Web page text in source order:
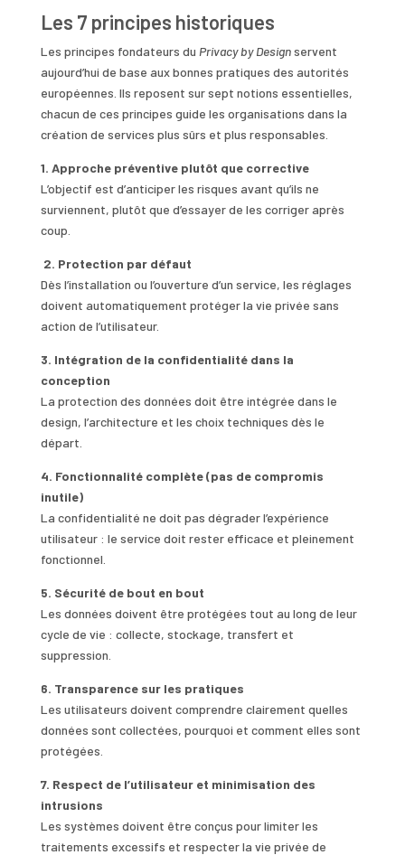
Les 7 principes historiques
Les principes fondateurs du Privacy by Designservent
aujourd’hui de base aux bonnes pratiques des autorités
européennes. Ils reposent sur sept notions essentielles,
chacun de ces principes guide les organisations dans la
création de services plus sûrs et plus responsables.
1. Approche préventive plutôt que corrective
L’objectif est d’anticiper les risques avant qu’ils ne
surviennent, plutôt que d’essayer de les corriger après
coup.
2. Protection par défaut
Dès l’installation ou l’ouverture d’un service, les réglages
doivent automatiquement protéger la vie privée sans
action de l’utilisateur.
3. Intégration de la confidentialité dans la
conception
La protection des données doit être intégrée dans le
design, l’architecture et les choix techniques dès le
départ.
4. Fonctionnalité complète (pas de compromis
inutile)
La confidentialité ne doit pas dégrader l’expérience
utilisateur : le service doit rester efficace et pleinement
fonctionnel.
5. Sécurité de bout en bout
Les données doivent être protégées tout au long de leur
cycle de vie : collecte, stockage, transfert et
suppression.
6. Transparence sur les pratiques
Les utilisateurs doivent comprendre clairement quelles
données sont collectées, pourquoi et comment elles sont
protégées.
7. Respect de l’utilisateur et minimisation des
intrusions
Les systèmes doivent être conçus pour limiter les
traitements excessifs et respecter la vie privée de